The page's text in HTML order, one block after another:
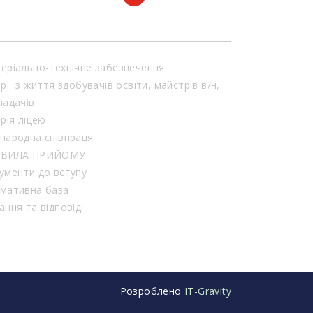
технічне забезпечення
з життя здобувачів освіти, майстрів в/н,
ліцею
співпраця
ПРИЙОМУ
до вступу
база
та відповіді
Розроблено IT-Gravity